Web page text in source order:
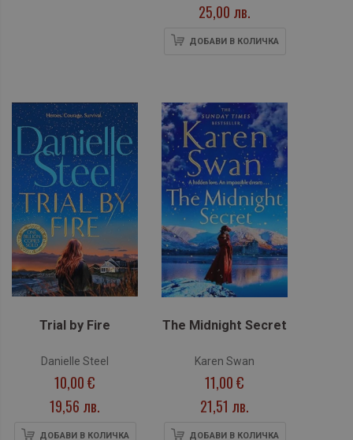
25,00 лв.
ДОБАВИ В КОЛИЧКА
Trial by Fire
Danielle Steel
10,00 €
19,56 лв.
ДОБАВИ В КОЛИЧКА
The Midnight Secret
Karen Swan
11,00 €
21,51 лв.
ДОБАВИ В КОЛИЧКА